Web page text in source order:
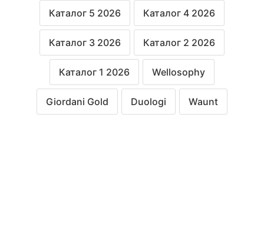
Каталог 5 2026 Каталог 4 2026
Каталог 3 2026 Каталог 2 2026
Каталог 1 2026 Wellosophy
Giordani Gold Duologi Waunt